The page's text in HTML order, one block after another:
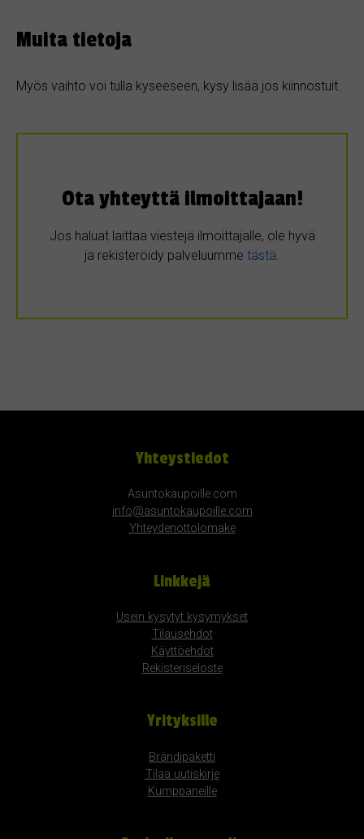
Muita tietoja
Myös vaihto voi tulla kyseeseen, kysy lisää jos kiinnostuit.
Ota yhteyttä ilmoittajaan!
Jos haluat laittaa viestejä ilmoittajalle, ole hyvä
ja rekisteröidy palveluumme tästä
Yhteystiedot
Asuntokaupoille.com
info@asuntokaupoille.com
Yhteydenottolomake
Linkkejä
Usein kysytyt kysymykset
Tilausehdot
Käyttöehdot
Rekisteriseloste
Yrityksille
Brändipaketti
Tilaa uutiskirje
Kumppaneille